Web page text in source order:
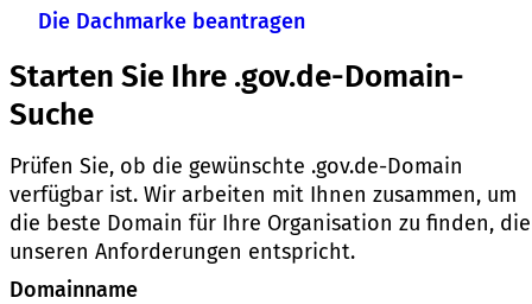
Die Dachmarke beantragen
Starten Sie Ihre .gov.de-Domain-
Suche
Prüfen Sie, ob die gewünschte .gov.de-Domain
verfügbar ist. Wir arbeiten mit Ihnen zusammen, um
die beste Domain für Ihre Organisation zu finden, die
unseren Anforderungen entspricht.
Domainname